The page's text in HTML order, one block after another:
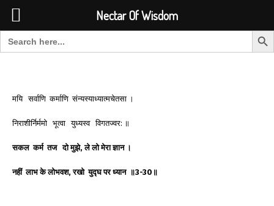
Search for: Search
मयि सर्वाणि कर्माणि संन्यस्याध्यात्मचेतसा ।
निराशीर्निर्ममो भूत्वा युध्यस्व विगतज्वर: ॥
सकल कर्म तज दो मुझे,ले लो मेरा ज्ञान ।
नहीं लाभ के लोभवश,रखो युद्घ पर ध्यान ॥3-30 ॥
Nectar Of Wisdom